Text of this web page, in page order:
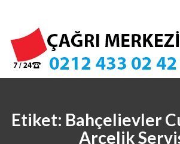
content
Etiket: Bahçelievler
Arçelik